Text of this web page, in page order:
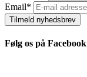
Email*
Tilmeld nyhedsbrev
Følg os på Facebook